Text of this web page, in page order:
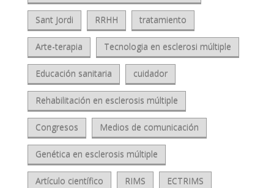
Sant Jordi RRHH tratamiento
Arte-terapia Tecnologia en esclerosi múltiple
Educación sanitaria cuidador
Rehabilitación en esclerosis múltiple
Congresos Medios de comunicación
Genética en esclerosis múltiple
Artículo científico RIMS ECTRIMS